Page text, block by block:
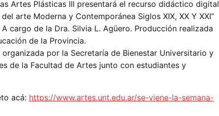
Artes Plásticas III presentará el recurso didáctico digital
arte Moderna y Contemporánea Siglos XIX, XX Y XXI”
cargo de la Dra. Silvia L. Agüero. Producción realizada
de la Provincia.
por la Secretaría de Bienestar Universitario y
de la Facultad de Artes junto con estudiantes y
acá: https://www.artes.unt.edu.ar/se-viene-la-semana-